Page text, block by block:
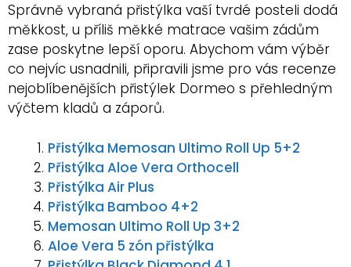
Správně vybraná přistýlka vaší tvrdé posteli dodá
měkkost, u příliš měkké matrace vašim zádům
zase poskytne lepší oporu. Abychom vám výběr
co nejvíc usnadnili, připravili jsme pro vás recenze
nejoblíbenějších přistýlek Dormeo s přehledným
výčtem kladů a záporů.
Přistýlka Memosan Ultimo Roll Up 5+2
Přistýlka Aloe Vera Orthocell
Přistýlka Air Plus
Přistýlka Bamboo 4+2
Memosan Ultimo Roll Up 3+2
Aloe Vera 5 zón přistýlka